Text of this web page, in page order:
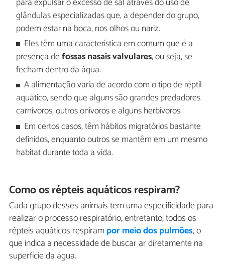
glândulas especializadas que, a depender do grupo,
podem estar na boca, nos olhos ou nariz.
Eles têm uma característica em comum que é a
presença defossas nasais valvulares, ou seja, se
fecham dentro da água.
A alimentação varia de acordo com o tipo de réptil
aquático, sendo que alguns são grandes predadores
carnívoros, outros onívoros e alguns herbívoros.
Em certos casos, têm hábitos migratórios bastante
definidos, enquanto outros se mantêm em um mesmo
habitat durante toda a vida.
Como os répteis aquáticos respiram?
Cada grupo desses animais tem uma especificidade para
realizar o processo respiratório, entretanto, todos os
répteis aquáticos respirampor meio dos pulmões, o
que indica a necessidade de buscar ar diretamente na
superfície da água.